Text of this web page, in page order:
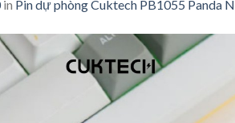
in Pin dự phòng Cuktech PB1055 Panda